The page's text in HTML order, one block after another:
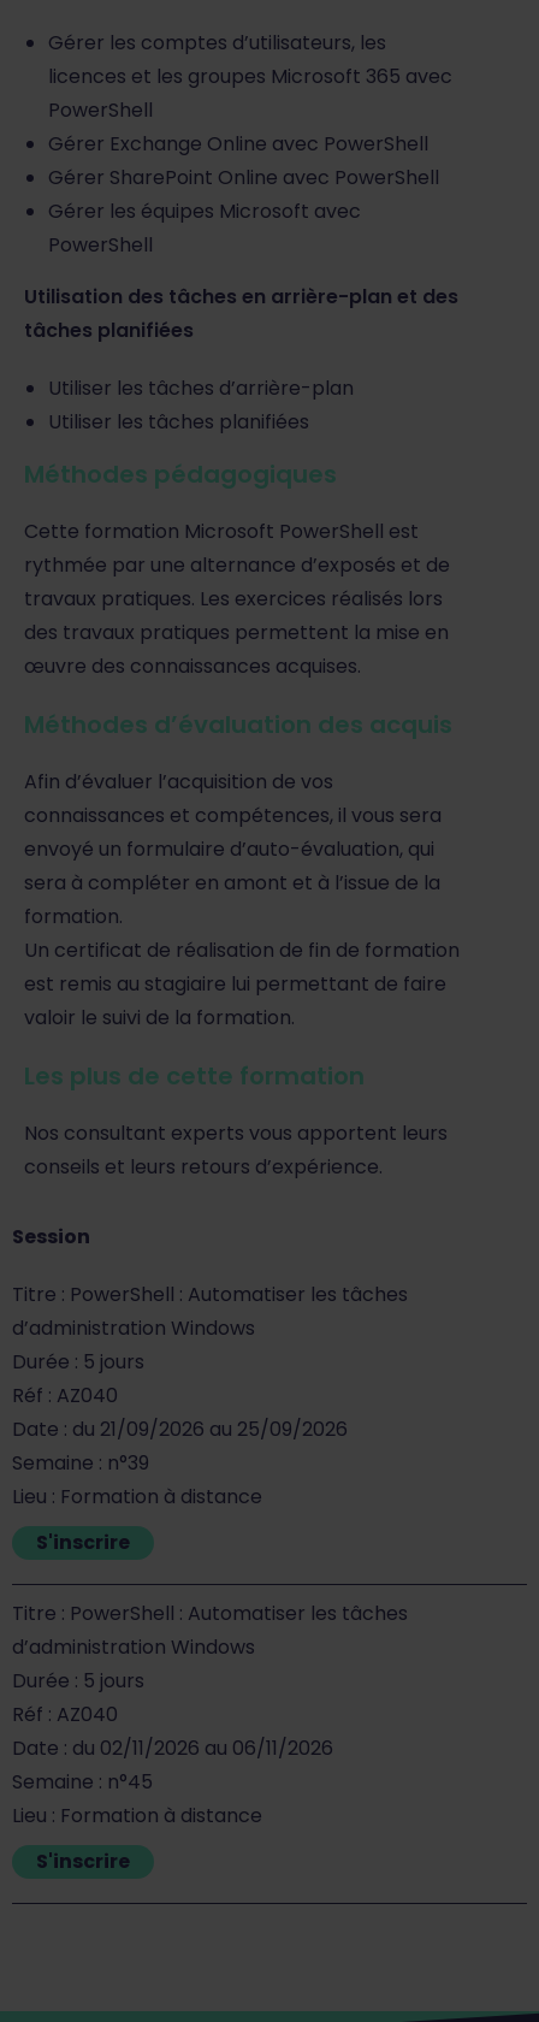
Gérer les comptes d’utilisateurs, les
licences et les groupes Microsoft 365 avec
PowerShell
Gérer Exchange Online avec PowerShell
Gérer SharePoint Online avec PowerShell
Gérer les équipes Microsoft avec
PowerShell
Utilisation des tâches en arrière-plan et des
tâches planifiées
Utiliser les tâches d’arrière-plan
Utiliser les tâches planifiées
Méthodes pédagogiques
Cette formation Microsoft PowerShell est
rythmée par une alternance d’exposés et de
travaux pratiques. Les exercices réalisés lors
des travaux pratiques permettent la mise en
œuvre des connaissances acquises.
Méthodes d’évaluation des acquis
Afin d’évaluer l’acquisition de vos
connaissances et compétences, il vous sera
envoyé un formulaire d’auto-évaluation, qui
sera à compléter en amont et à l’issue de la
formation.
Un certificat de réalisation de fin de formation
est remis au stagiaire lui permettant de faire
valoir le suivi de la formation.
Les plus de cette formation
Nos consultant experts vous apportent leurs
conseils et leurs retours d’expérience.
Session
Titre : PowerShell : Automatiser les tâches
d’administration Windows
Durée : 5 jours
Réf : AZ040
Date : du 21/09/2026 au 25/09/2026
Semaine : n°39
Lieu : Formation à distance
S'inscrire
Titre : PowerShell : Automatiser les tâches
d’administration Windows
Durée : 5 jours
Réf : AZ040
Date : du 02/11/2026 au 06/11/2026
Semaine : n°45
Lieu : Formation à distance
S'inscrire